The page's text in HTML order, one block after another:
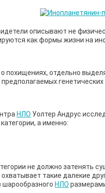
описывают не
как формы жизни на
похищениях, отдельно
генетических
НЛО Уолтер Андрус
а именно:
не должно затенять
такие далекие
шарообразного НЛО